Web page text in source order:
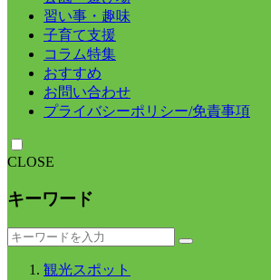
習い事・趣味
子育て支援
コラム特集
おすすめ
お問い合わせ
プライバシーポリシー/免責事項
CLOSE
キーワード
観光スポット